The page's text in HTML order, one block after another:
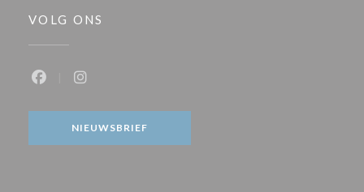
VOLG ONS
NIEUWSBRIEF